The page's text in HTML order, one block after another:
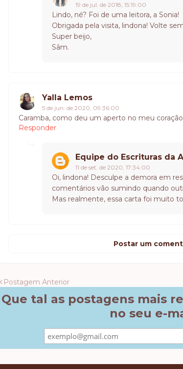
19 de jul. de 2018, 15:19:00
Lindo, né? Foi de uma leitora, a Sonia!
Obrigada pela visita, lindona! Volte
Super beijo,
Sâm.
Yalla Lemos
5 de jun. de 2020, 09:36:00
Caramba, como deu um aperto no meu
Responder
Equipe do Escrituras da
11 de set. de 2020, 17:34:00
Oi, lindona! Desculpe a demora em
comentários vão sumindo quando
Mas realmente, essa carta foi muito
Postar um
Postagem Anterior
Que tal as postagens mais
no seu e-